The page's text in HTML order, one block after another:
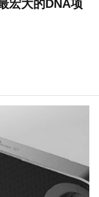
宏大的DNA项